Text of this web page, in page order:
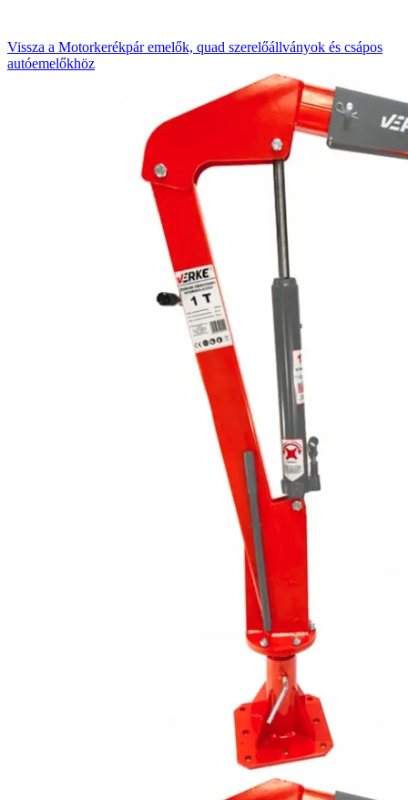
Vissza a Motorkerékpár emelők, quad szerelőállványok és csápos
autóemelőkhöz